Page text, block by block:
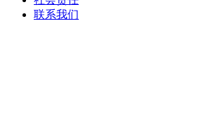
联系我们